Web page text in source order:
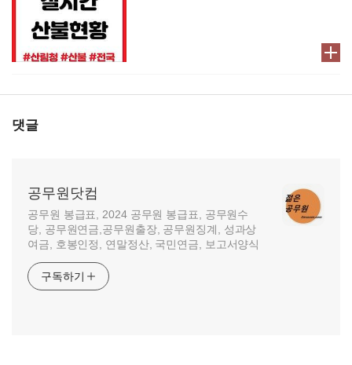
댓글
공무원닷컴
공무원 봉급표, 2024 공무원 봉급표, 공무원수
당, 공무원연금,공무원출장, 공무원징계, 성과상
여금, 호봉인정, 연말정산, 국민연금, 보고서양식
구독하기